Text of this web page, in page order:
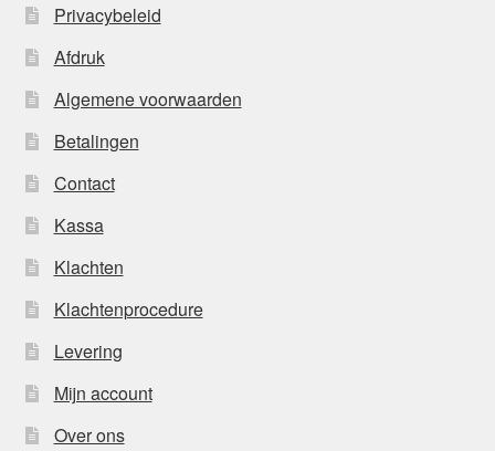
Privacybeleid
Afdruk
Algemene voorwaarden
Betalingen
Contact
Kassa
Klachten
Klachtenprocedure
Levering
Mijn account
Over ons